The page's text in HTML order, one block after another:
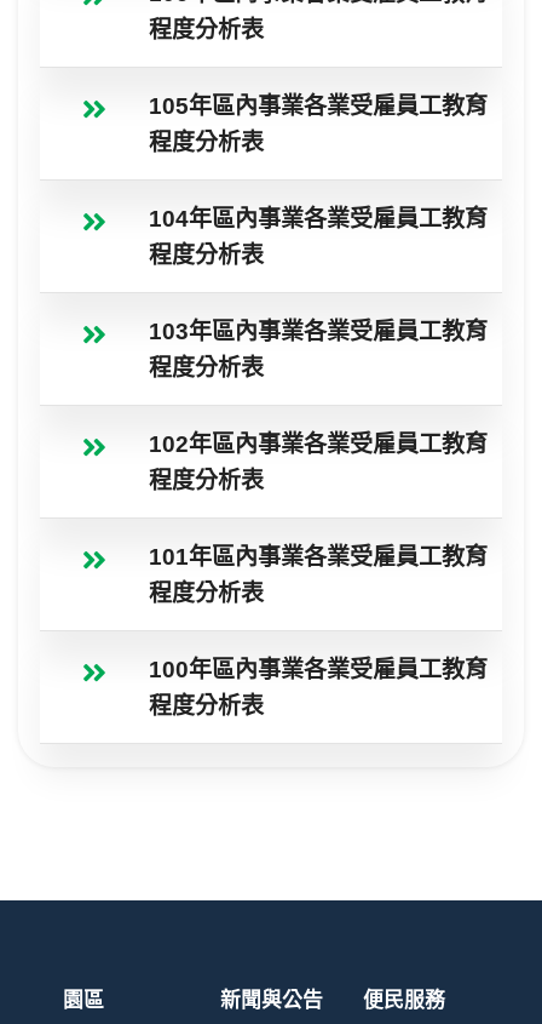
程度分析表
105年區內事業各業受雇員工教育
程度分析表
104年區內事業各業受雇員工教育
程度分析表
103年區內事業各業受雇員工教育
程度分析表
102年區內事業各業受雇員工教育
程度分析表
101年區內事業各業受雇員工教育
程度分析表
100年區內事業各業受雇員工教育
程度分析表
園區 新聞與公告 便民服務